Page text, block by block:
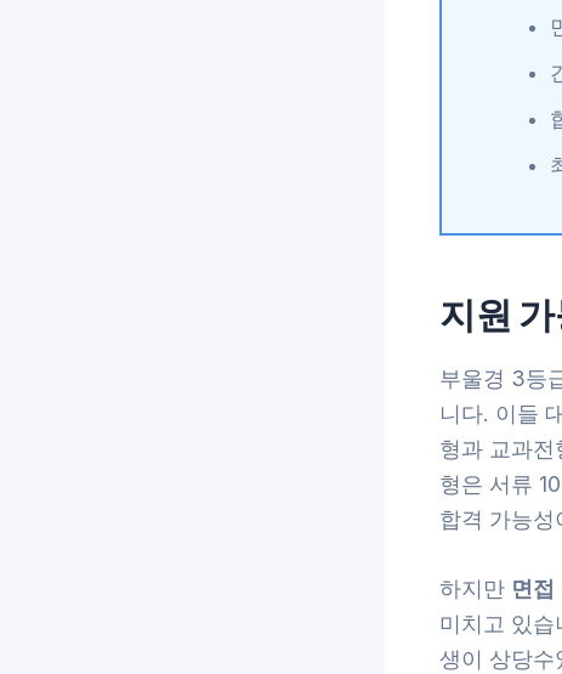
지원
부울경 3등
니다. 이들
형과 교과
형은 서류
합격 가능성
하지만 면접
미치고 있
생이 상당수